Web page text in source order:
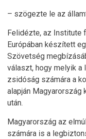
– szögezte le az
Felidézte, az Institute
Európában készített
Szövetség
választ, hogy melyik
zsidóság számára a
alapján Magyarország
után.
Magyarország az
számára is a